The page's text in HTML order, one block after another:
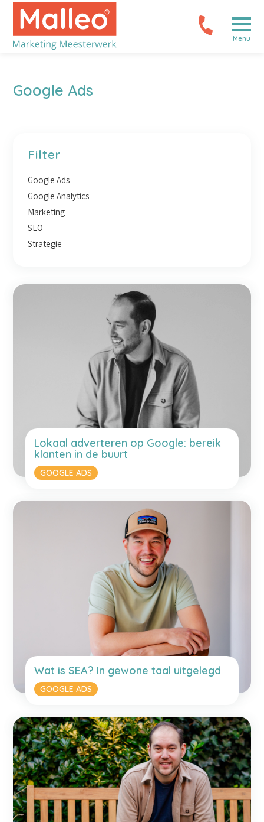
Menu
Google Ads
Lokaal adverteren op Google: bereik
klanten in de buurt
GOOGLE ADS
Wat is SEA? In gewone taal uitgelegd
GOOGLE ADS
Filter
Google Ads
Google Analytics
Marketing
SEO
Strategie